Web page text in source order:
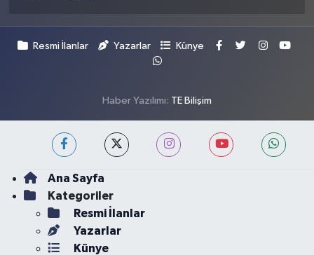
Resmi İlanlar Yazarlar Künye
Haber Yazılımı: TE Bilişim
Ana Sayfa
Kategoriler
Resmi İlanlar
Yazarlar
Künye